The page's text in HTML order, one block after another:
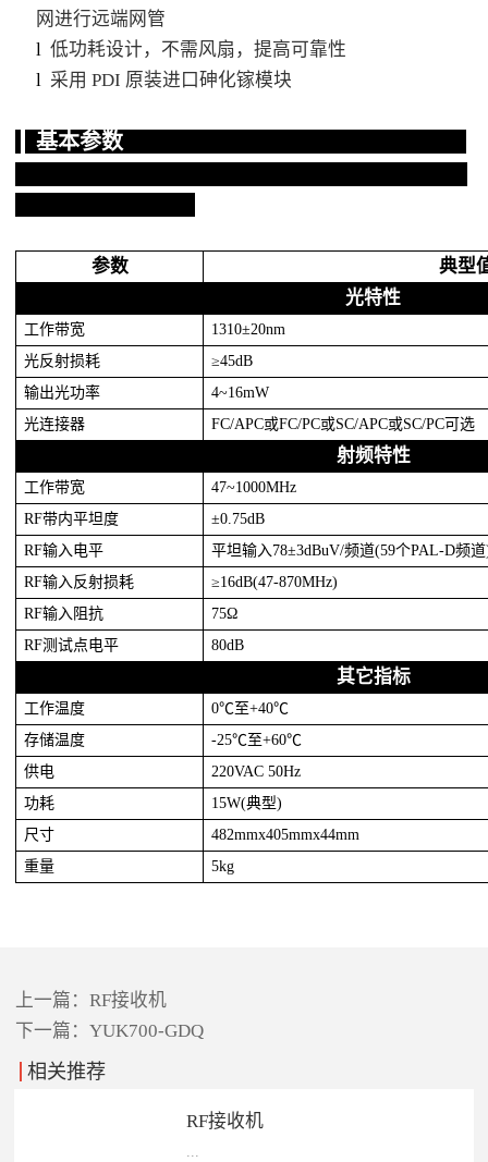
网进行远端网管
l 低功耗设计，不需风扇，提高可靠性
l 采用 PDI 原装进口砷化镓模块
基本参数
参数
典型
光特性
工作带宽
1310±20nm
光反射损耗
≥45dB
输出光功率
4~16mW
光连接器
FC/APC或FC/PC或SC/APC或SC/PC可选
射频特性
工作带宽
47~1000MHz
RF带内平坦度
±0.75dB
RF输入电平
平坦输入78±3dBuV/频道(59个PAL-D频
RF输入反射损耗
≥16dB(47-870MHz)
RF输入阻抗
75Ω
RF测试点电平
80dB
其它指标
工作温度
0℃至+40℃
存储温度
-25℃至+60℃
供电
220VAC 50Hz
功耗
15W(典型)
尺寸
482mmx405mmx44mm
重量
5kg
上一篇： RF接收机
下一篇： YUK700-GDQ
相关推荐
RF接收机
...